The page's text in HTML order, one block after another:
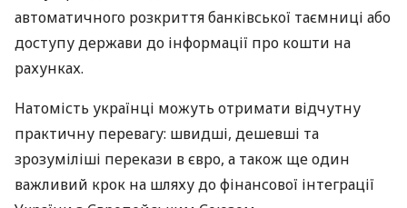
автоматичного розкриття банківської таємниці або
доступу держави до інформації про кошти на
рахунках.
Натомість українці можуть отримати відчутну
практичну перевагу: швидші, дешевші та
зрозуміліші перекази в євро, а також ще один
важливий крок на шляху до фінансової інтеграції